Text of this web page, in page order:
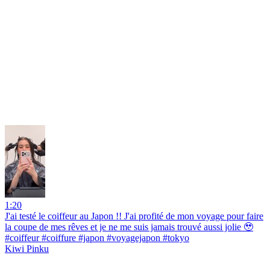
1:20
J'ai testé le coiffeur au Japon !! J'ai profité de mon voyage pour faire
la coupe de mes rêves et je ne me suis jamais trouvé aussi jolie 🥹
#coiffeur #coiffure #japon #voyagejapon #tokyo
Kiwi Pinku